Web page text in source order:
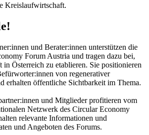
Kreislaufwirtschaft.
und Berater:innen unterstützen die
Forum Austria und tragen dazu bei,
Österreich zu etablieren. Sie positionieren
von regenerativer
erhalten öffentliche Sichtbarkeit im Thema.
und Mitglieder profitieren vom
Netzwerk des Circular Economy
relevante Informationen und
und Angeboten des Forums.